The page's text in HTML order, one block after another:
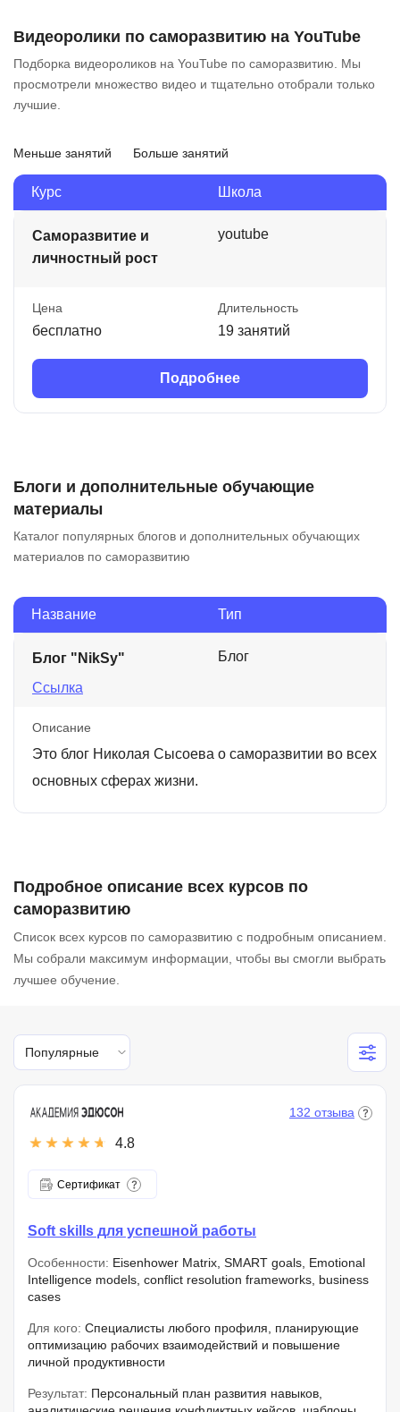
Видеоролики по саморазвитию на YouTube
Подборка видеороликов на YouTube по саморазвитию. Мы
просмотрели множество видео и тщательно отобрали только
лучшие.
Меньше занятий Больше занятий
Курс Школа
Саморазвитие и
личностный рост
youtube
Цена
бесплатно
Длительность
19 занятий
Подробнее
Блоги и дополнительные обучающие
материалы
Каталог популярных блогов и дополнительных обучающих
материалов по саморазвитию
Название Тип
Блог "NikSy"
Ссылка
Блог
Описание
Это блог Николая Сысоева о саморазвитии во всех
основных сферах жизни.
Подробное описание всех курсов по
саморазвитию
Список всех курсов по саморазвитию с подробным описанием.
Мы собрали максимум информации, чтобы вы смогли выбрать
лучшее обучение.
Популярные
4.8
132 отзыва
Сертификат
Soft skills для успешной работы
Особенности: Eisenhower Matrix, SMART goals, Emotional
Intelligence models, conflict resolution frameworks, business
cases
Для кого: Специалисты любого профиля, планирующие
оптимизацию рабочих взаимодействий и повышение
личной продуктивности
Результат: Персональный план развития навыков,